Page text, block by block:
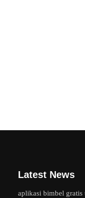
Latest News
aplikasi bimbel gratis